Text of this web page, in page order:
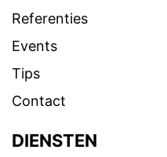
Referenties
Events
Tips
Contact
DIENSTEN